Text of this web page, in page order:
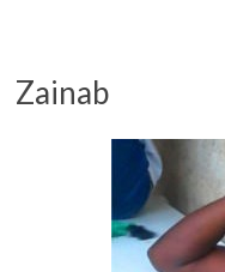
Zainab